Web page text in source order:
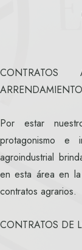
Por estar
protagonismo e
agroindustrial
en esta área en
contratos agrarios.
CONTRATOS DE